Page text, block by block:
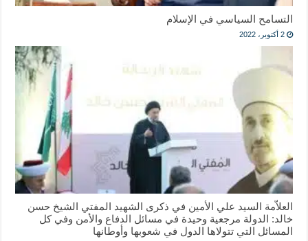
التسامح السياسي في الإسلام
2 أكتوبر، 2022
العلاّمة السيد علي الأمين في ذكرى الشهيد المفتي الشيخ حسن
خالد: الدولة مرجعية وحيدة في مسائل الدفاع والأمن وفي كل
المسائل التي تتولاها الدول في شعوبها وأوطانها